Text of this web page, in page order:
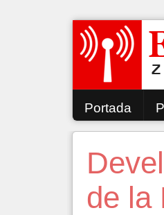
Portada
de la